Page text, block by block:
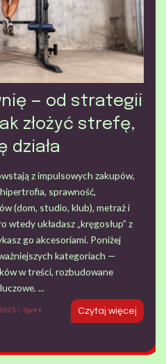
— od strategii
złożyć strefę,
działa
z impulsowych zakupów,
sprawność,
(dom, studio, klub), metraż i
układasz „kręgosłup” z
go akcesoriami. Poniżej
kategoriach —
w treści, rozbudowane
...
Sport Czytaj więcej